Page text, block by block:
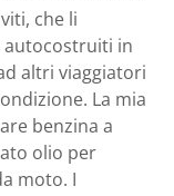
che li
autocostruiti in
altri viaggiatori
La mia
benzina a
olio per
moto. I